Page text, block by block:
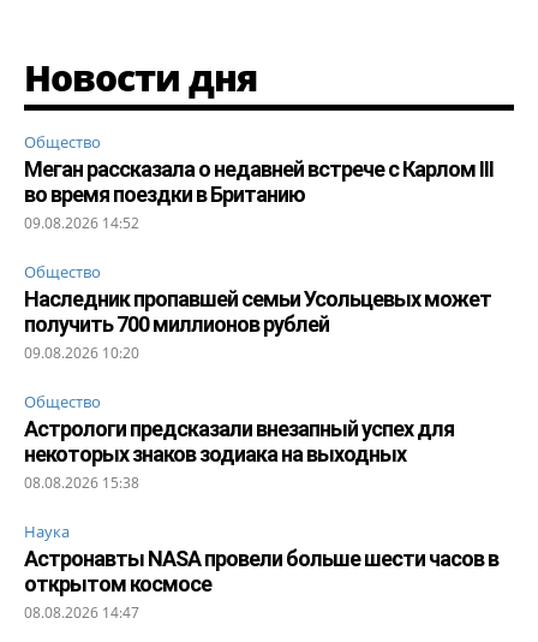
Новости дня
Общество
Меган рассказала о недавней встрече с Карлом III
во время поездки в Британию
09.08.2026 14:52
Общество
Наследник пропавшей семьи Усольцевых может
получить 700 миллионов рублей
09.08.2026 10:20
Общество
Астрологи предсказали внезапный успех для
некоторых знаков зодиака на выходных
08.08.2026 15:38
Наука
Астронавты NASA провели больше шести часов в
открытом космосе
08.08.2026 14:47